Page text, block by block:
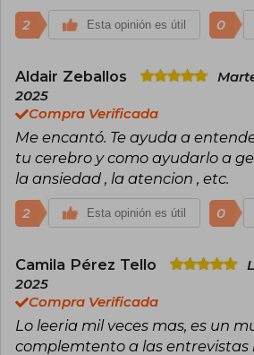
2 Esta opinión es útil 0
Aldair Zeballos
2025
Compra Verificada
Me encantó. Te ayuda a
tu cerebro y como ayudarlo a
la ansiedad , la atencion , etc.
2 Esta opinión es útil 0
Camila Pérez Tello
2025
Compra Verificada
Lo leeria mil veces mas, es un
complemtento a las entrevistas